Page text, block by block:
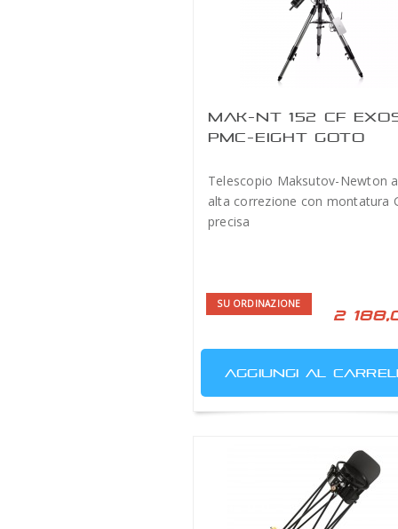
MAK-NT 152 CF
PMC-EIGHT GOTO
Telescopio Maksutov-Newton
alta correzione con montatura
precisa
SU ORDINAZIONE
2
AGGIUNGI AL